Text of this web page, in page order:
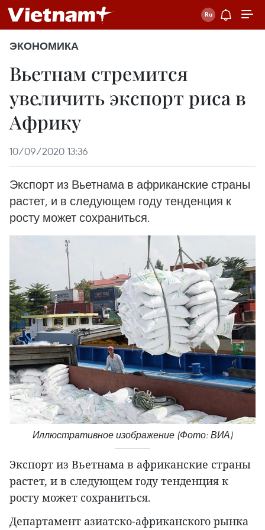
ЭКОНОМИКА
Вьетнам стремится
увеличить экспорт риса в
Африку
10/09/2020 13:36
Экспорт из Вьетнама в африканские страны
растет, и в следующем году тенденция к
росту может сохраниться.
Иллюстративное изображение (Фото: ВИА)
Экспорт из Вьетнама в африканские страны
растет, и в следующем году тенденция к
росту может сохраниться.
Департамент азиатско-африканского рынка